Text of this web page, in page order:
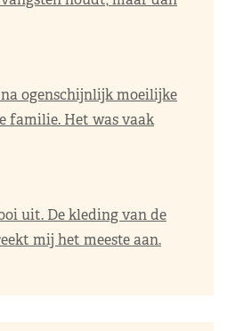
ogenschijnlijk moeilijke
familie. Het was vaak
uit. De kleding van de
mij het meeste aan.